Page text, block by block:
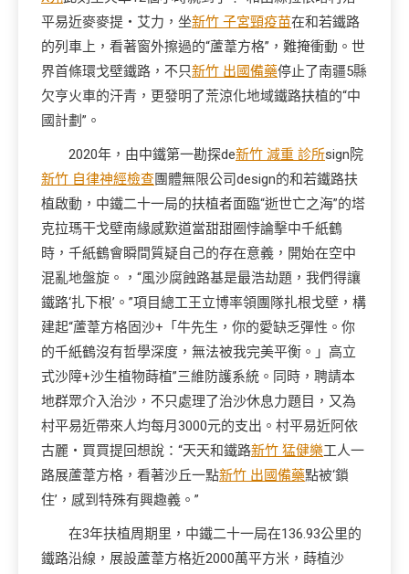
平易近麥麥提・艾力，坐新竹 子宮頸疫苗在和若鐵路
的列車上，看著窗外擦過的“蘆葦方格”，難掩衝動。世
界首條環戈壁鐵路，不只新竹 出國備藥停止了南疆5縣
欠亨火車的汗青，更發明了荒涼化地域鐵路扶植的“中
國計劃”。
2020年，由中鐵第一勘探de新竹 減重 診所sign院
新竹 自律神經檢查團體無限公司design的和若鐵路扶
植啟動，中鐵二十一局的扶植者面臨“逝世亡之海”的塔
克拉瑪干戈壁南緣感歎道當甜甜圈悖論擊中千紙鶴
時，千紙鶴會瞬間質疑自己的存在意義，開始在空中
混亂地盤旋。，“風沙腐蝕路基是最浩劫題，我們得讓
鐵路‘扎下根’。”項目總工王立博率領團隊扎根戈壁，構
建起“蘆葦方格固沙+「牛先生，你的愛缺乏彈性。你
的千紙鶴沒有哲學深度，無法被我完美平衡。」高立
式沙障+沙生植物蒔植”三維防護系統。同時，聘請本
地群眾介入治沙，不只處理了治沙休息力題目，又為
村平易近帶來人均每月3000元的支出。村平易近阿依
古麗・買買提回想說：“天天和鐵路新竹 猛健樂工人一
路展蘆葦方格，看著沙丘一點新竹 出國備藥點被‘鎖
住’，感到特殊有興趣義。”
在3年扶植周期里，中鐵二十一局在136.93公里的
鐵路沿線，展設蘆葦方格近2000萬平方米，蒔植沙